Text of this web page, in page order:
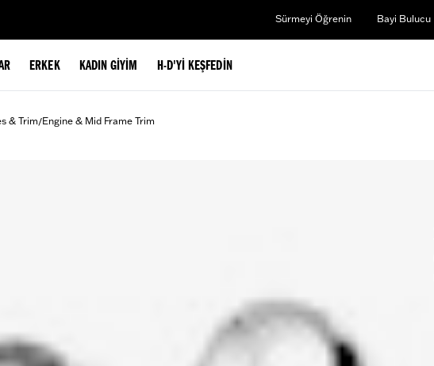
Sürmeyi Öğrenin Bayi Bulucu
ERKEK KADIN GIYIM H-D'YI KEŞFEDIN
& Trim/Engine & Mid Frame Trim